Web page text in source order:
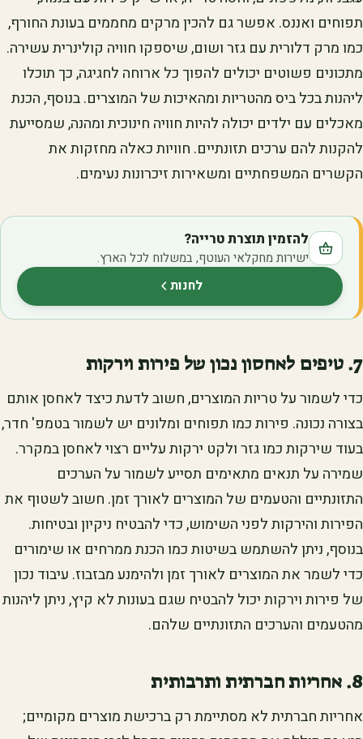
תפוחים ואננס. אפשר גם להכין מרקים מחממים בעונת החורף,
כמו מרק דלורית עם גזר ושום, שיספקו חוויה קולינרית עשירה.
מתכונים פשוטים יכולים להפוך כל ארוחה לחגיגה, כך תוכלו
ליהנות בכל ביס מהטריות ומהאיכות של המוצרים. בנוסף, הכנת
מאכלים עם ילדים יכולה להיות חוויה חינוכית ומהנה, שמסייעת
להקנות להם ערכים תזונתיים. חוויות כאלה מחזקות את
הקשרים המשפחתיים ומשאירות זיכרונות נעימים.
להזמין תוצרת טרייה?
ישירות מחקלאי העוטף, במשלוח לכל הארץ.
לחנות(נפתח בלשונית חדשה)
7. טיפים לאחסון נכון של פירות וירקות
כדי לשמור על טריות המוצרים, חשוב לדעת כיצד לאחסן אותם
בצורה נכונה. פירות כמו תפוחים ומלונים יש לשמור בטמפ' חדר,
בעוד שירקות כמו גזר ולקט ירקות עליים רצוי לאחסן במקרר.
שמירה על תנאים מתאימים תסייע לשמור על הערכים
התזונתיים והטעמים של המוצרים לאורך זמן. חשוב לשטוף את
הפירות והירקות לפני השימוש, כדי להבטיח ניקיון ובטיחות.
בנוסף, ניתן להשתמש בשיטות כמו הכנת ממרחים או שימורים
כדי לשמר את המוצרים לאורך זמן ולהימנע מבזבוז. עיבוד נכון
של פירות וירקות יכול להבטיח שגם בעונות לא קיץ, ניתן ליהנות
מהטעמים והערכים התזונתיים שלהם.
8. אחריות חברתית ותרבותית
אחריות חברתית לא מסתיימת רק ברכישת מוצרים מקומיים;